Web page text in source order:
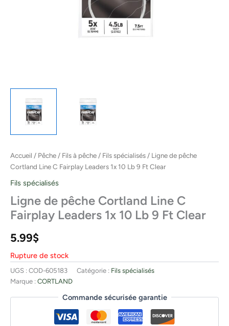
Accueil / Pêche/ Fils à pêche/ Fils spécialisés/ Ligne de pêche
Cortland Line C Fairplay Leaders 1x 10 Lb 9 Ft Clear
Fils spécialisés
Ligne de pêche Cortland Line C
Fairplay Leaders 1x 10 Lb 9 Ft Clear
5.99$
Rupture de stock
UGS : COD-605183 Catégorie : Fils spécialisés
Marque : CORTLAND
Commande sécurisée garantie